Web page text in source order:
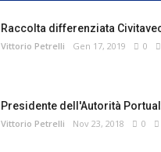
Raccolta differenziata
Vittorio Petrelli Gen 17, 2019 0
Presidente dell'Autorità
Vittorio Petrelli Nov 23, 2018 0